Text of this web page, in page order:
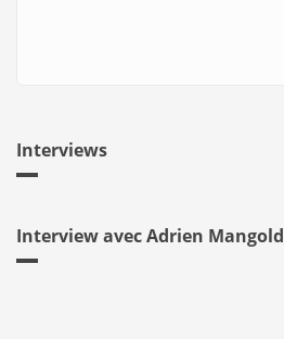
Interviews
Interview avec Adrien Mangold